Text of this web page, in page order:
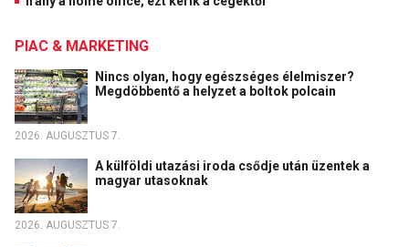
PIAC & MARKETING
Nincs olyan, hogy egészséges élelmiszer?
Megdöbbentő a helyzet a boltok polcain
2026. AUGUSZTUS 7.
A külföldi utazási iroda csődje után üzentek a
magyar utasoknak
2026. AUGUSZTUS 7.